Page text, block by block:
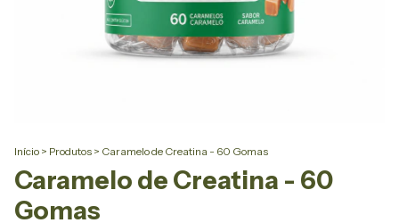
Início > Produtos > Caramelo de Creatina - 60 Gomas
Caramelo de Creatina - 60
Gomas